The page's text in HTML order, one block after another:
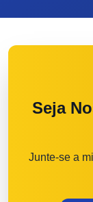
Seja
Junte-se a